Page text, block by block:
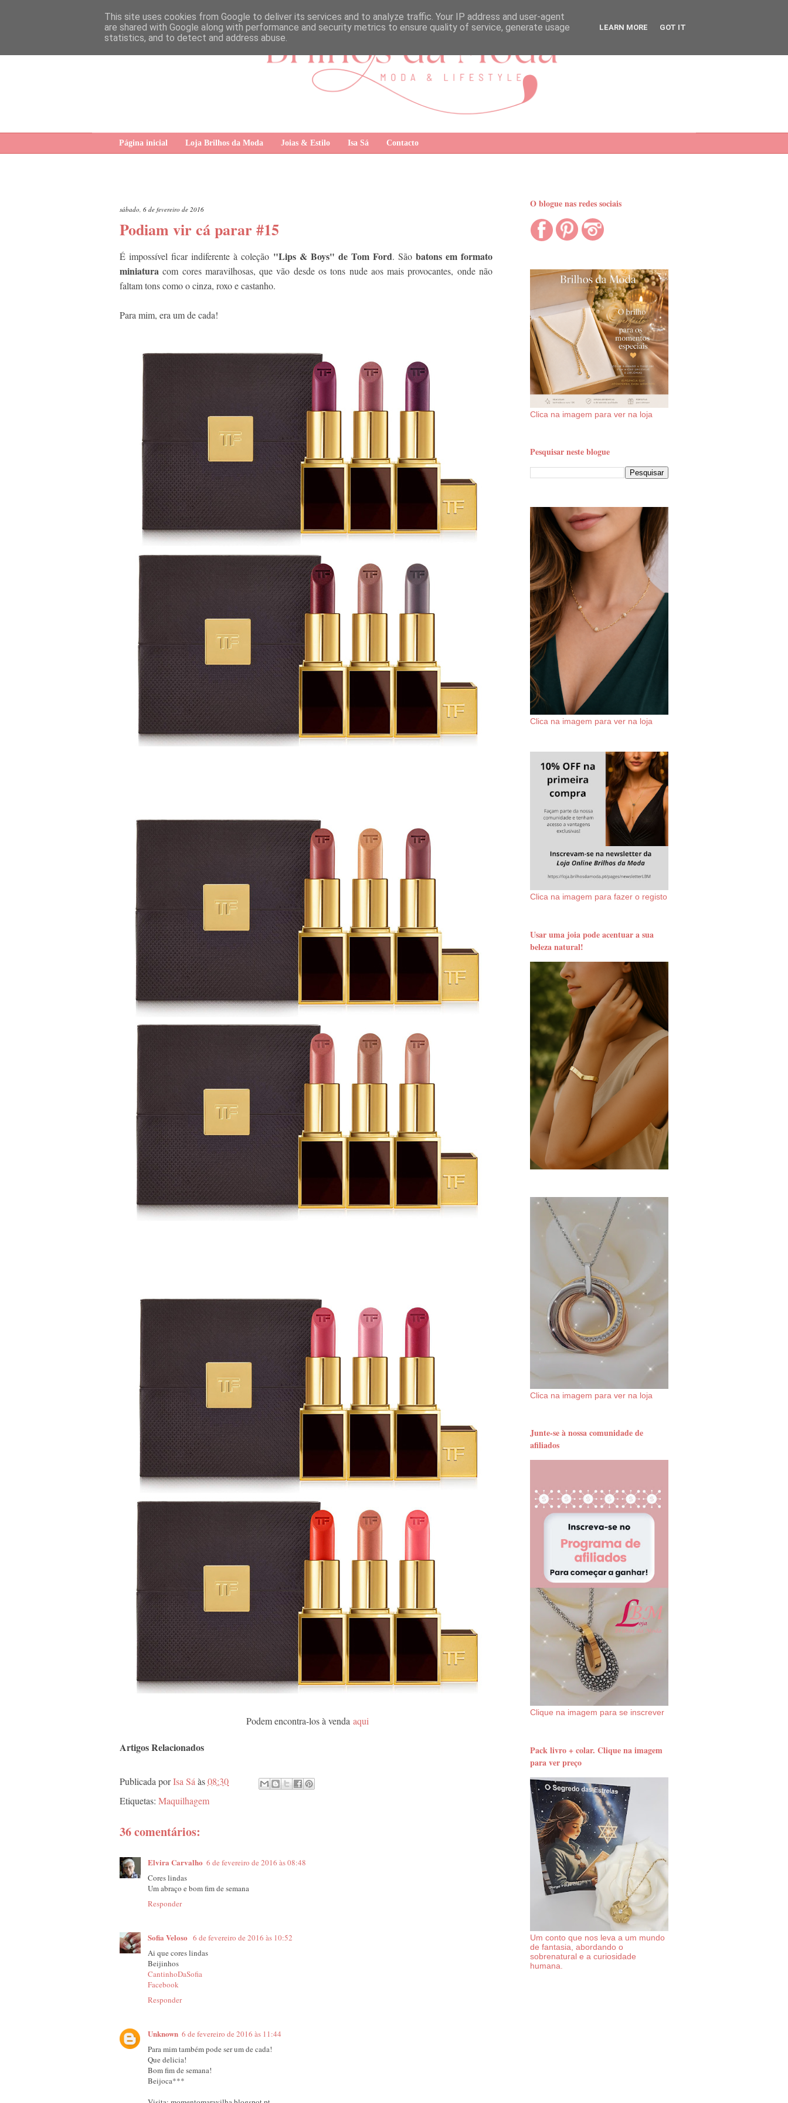
Página inicial Loja Brilhos da Moda Joias & Estilo Isa Sá Contacto
sábado, 6 de fevereiro de 2016
Podiam vir cá parar #15
É impossível ficar indiferente à coleção "Lips & Boys" de Tom Ford. São batons em formato
miniatura com cores maravilhosas, que vão desde os tons nude aos mais provocantes, onde não
faltam tons como o cinza, roxo e castanho.
Para mim, era um de cada!
Podem encontra-los à venda aqui
Artigos Relacionados
Publicada porIsa Sá às08:30
Etiquetas: Maquilhagem
36 comentários:
Elvira Carvalho 6 de fevereiro de 2016 às 08:48
Cores lindas
Um abraço e bom fim de semana
Responder
Sofia Veloso 6 de fevereiro de 2016 às 10:52
Ai que cores lindas
Beijinhos
CantinhoDaSofia
Facebook
Responder
Unknown 6 de fevereiro de 2016 às 11:44
Para mim também pode ser um de cada!
Que delicia!
Bom fim de semana!
Beijoca***
O blogue nas redes sociais
Clica na imagem para ver na loja
Pesquisar neste blogue
Clica na imagem para ver na loja
Clica na imagem para fazer o registo
Usar uma joia pode acentuar a sua
beleza natural!
Clica na imagem para ver na loja
Junte-se à nossa comunidade de
afiliados
Clique na imagem para se inscrever
Pack livro + colar. Clique na imagem
para ver preço
Um conto que nos leva a um mundo
de fantasia, abordando o
sobrenatural e a curiosidade
humana.
This site uses cookies from Google to deliver its services and to analyze traffic. Your IP address and user-agent
are shared with Google along with performance and security metrics to ensure quality of service, generate usage
statistics, and to detect and address abuse.
LEARN MORE GOT IT